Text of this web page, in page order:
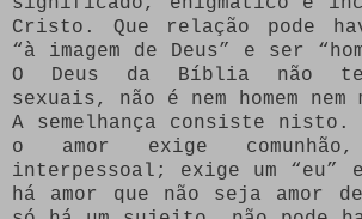
Cristo. Que relação pode
“à imagem de Deus” e ser
O Deus da Bíblia não
sexuais, não é nem homem nem
A semelhança consiste nisto.
o amor exige comunhão,
interpessoal; exige um “eu”
há amor que não seja amor